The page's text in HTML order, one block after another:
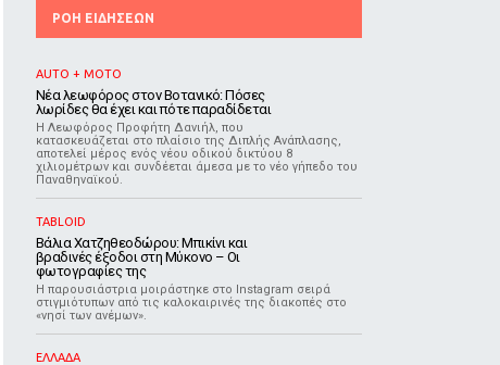
ΡΟΗ ΕΙΔΗΣΕΩΝ
AUTO + MOTO
Νέα λεωφόρος στον Βοτανικό: Πόσες
λωρίδες θα έχει και πότε παραδίδεται
Η Λεωφόρος Προφήτη Δανιήλ, που
κατασκευάζεται στο πλαίσιο της Διπλής Ανάπλασης,
αποτελεί μέρος ενός νέου οδικού δικτύου 8
χιλιομέτρων και συνδέεται άμεσα με το νέο γήπεδο του
Παναθηναϊκού.
TABLOID
Βάλια Χατζηθεοδώρου: Μπικίνι και
βραδινές έξοδοι στη Μύκονο – Οι
φωτογραφίες της
Η παρουσιάστρια μοιράστηκε στο Instagram σειρά
στιγμιότυπων από τις καλοκαιρινές της διακοπές στο
«νησί των ανέμων».
ΕΛΛΑΔΑ